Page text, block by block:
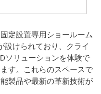
定設置専用ショールーム
設けられており、クライ
ソリューションを体験で
す。これらのスペースで
製品や最新の革新技術が